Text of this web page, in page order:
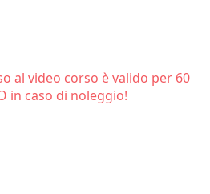
al video corso è valido per 60
in caso di noleggio!